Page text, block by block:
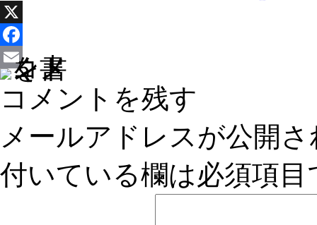
X
Facebook
Email
コメントを残す
メールアドレスが公開
付いている欄は必須項目